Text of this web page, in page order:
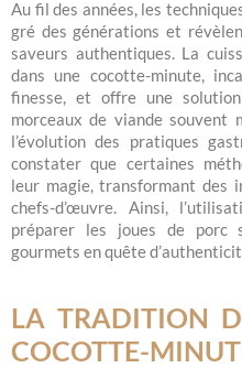
Au fil des années, les
gré des générations et
saveurs authentiques. La
dans une cocotte-minute,
finesse, et offre une
morceaux de viande souvent
l’évolution des pratiques
constater que certaines
leur magie, transformant des
chefs-d’œuvre. Ainsi,
préparer les joues de porc
gourmets en quête
LA TRADITION
COCOTTE-